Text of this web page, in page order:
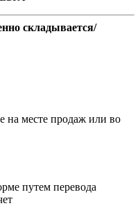
складывается/
на месте продаж или во
путем перевода